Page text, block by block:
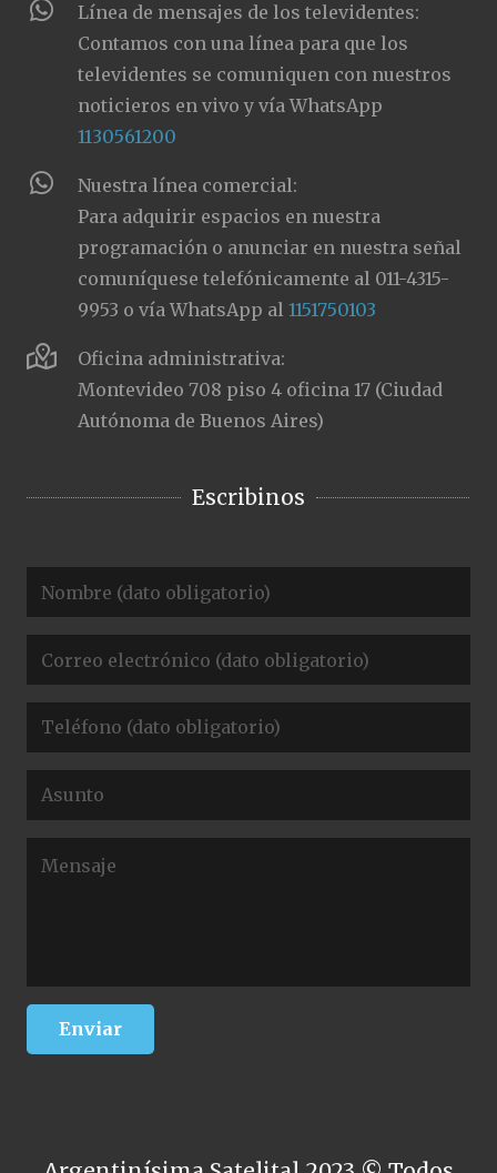
Línea de mensajes de los televidentes:
Contamos con una línea para que los
televidentes se comuniquen con nuestros
noticieros en vivo y vía WhatsApp
1130561200
Nuestra línea comercial:
Para adquirir espacios en nuestra
programación o anunciar en nuestra señal
comuníquese telefónicamente al 011-4315-
9953 o vía WhatsApp al1151750103
Oficina administrativa:
Montevideo 708 piso 4 oficina 17 (Ciudad
Autónoma de Buenos Aires)
Escribinos